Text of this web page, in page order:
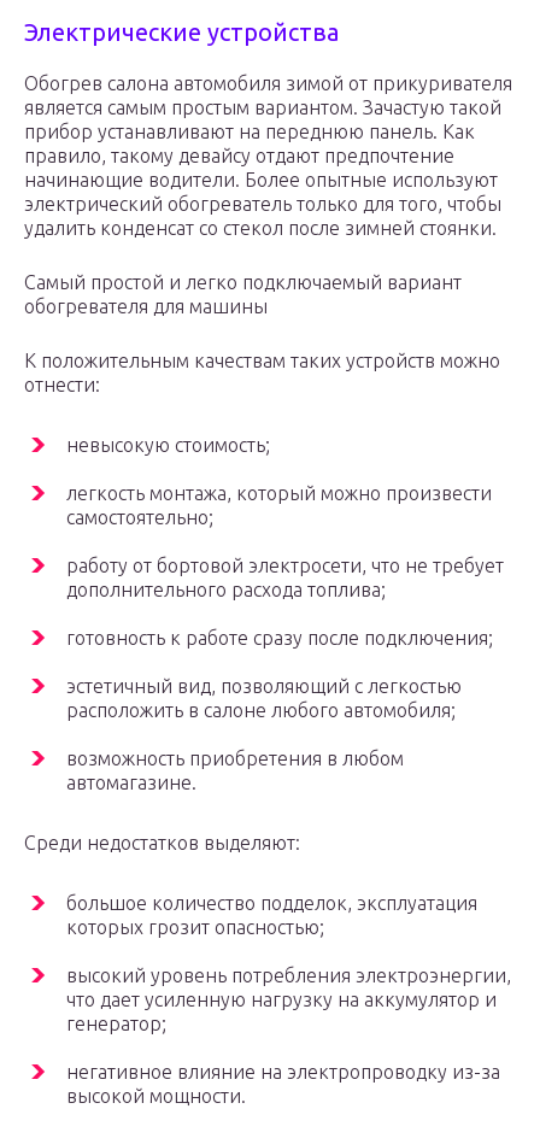
Электрические устройства
Обогрев салона автомобиля зимой от прикуривателя
является самым простым вариантом. Зачастую такой
прибор устанавливают на переднюю панель. Как
правило, такому девайсу отдают предпочтение
начинающие водители. Более опытные используют
электрический обогреватель только для того, чтобы
удалить конденсат со стекол после зимней стоянки.
Самый простой и легко подключаемый вариант
обогревателя для машины
К положительным качествам таких устройств можно
отнести:
невысокую стоимость;
легкость монтажа, который можно произвести
самостоятельно;
работу от бортовой электросети, что не требует
дополнительного расхода топлива;
готовность к работе сразу после подключения;
эстетичный вид, позволяющий с легкостью
расположить в салоне любого автомобиля;
возможность приобретения в любом
автомагазине.
Среди недостатков выделяют:
большое количество подделок, эксплуатация
которых грозит опасностью;
высокий уровень потребления электроэнергии,
что дает усиленную нагрузку на аккумулятор и
генератор;
негативное влияние на электропроводку из-за
высокой мощности.